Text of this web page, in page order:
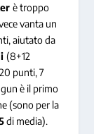
è troppo
vanta un
aiutato da
(8+12
punti, 7
è il primo
(sono per la
di media).